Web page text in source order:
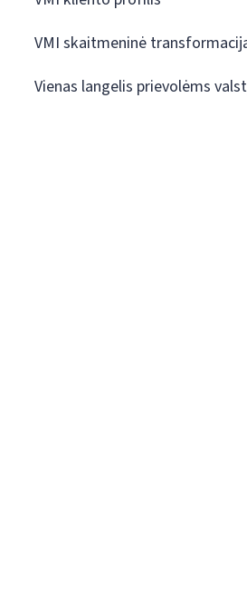
VMI skaitmeninė
Vienas langelis prievolėms